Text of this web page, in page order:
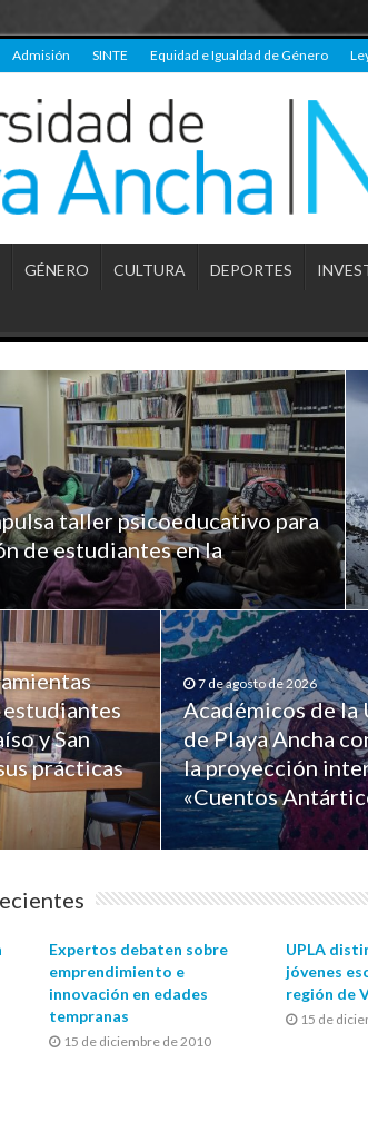
Admisión SINTE Equidad e Igualdad de Género
GÉNERO CULTURA DEPORTES
taller psicoeducativo para
de estudiantes en la
estudiantes
y San
prácticas
7 de agosto de 2026
Académicos de la
de Playa Ancha
la proyección
«Cuentos
Expertos debaten sobre
emprendimiento e
innovación en edades
tempranas
15 de diciembre de 2010
UPLA
jóvenes
región de
15 de